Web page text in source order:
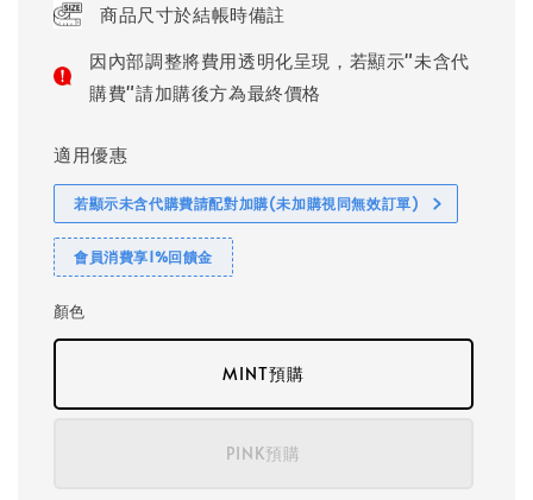
商品尺寸於結帳時備註
因內部調整將費用透明化呈現，若顯示"未含代
購費"請加購後方為最終價格
適用優惠
若顯示未含代購費請配對加購(未加購視同無效訂單)
會員消費享1%回饋金
顏色
MINT預購
PINK預購